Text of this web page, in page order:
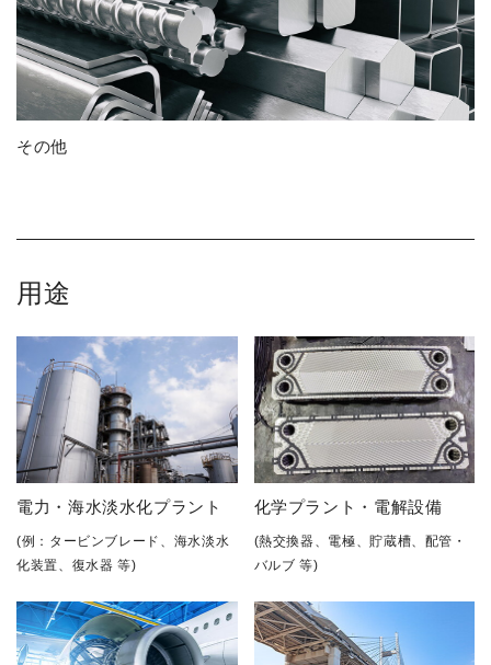
その他
用途
電力・海水淡水化プラント
(例：タービンブレード、海水淡水
化装置、復水器 等)
化学プラント・電解設備
(熱交換器、電極、貯蔵槽、配管・
バルブ 等)